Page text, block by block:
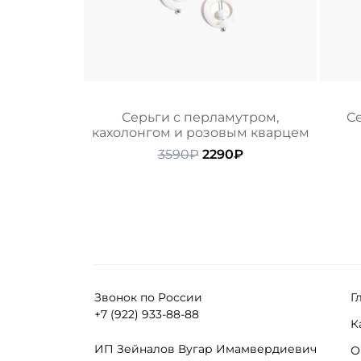
Серьги с перламутром,
кахолонгом и розовым кварцем
3590₽ Первоначальная
2290₽Текущая
Звонок по России
+7 (922) 933-88-88
ИП Зейналов Вугар Имамвердиевич